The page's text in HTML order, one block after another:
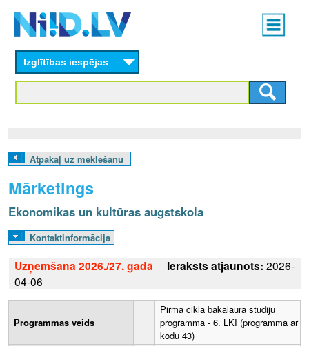
content
Main
menu
L
V
Izglītības iespējas
Atpakaļ uz meklēšanu
Mārketings
Ekonomikas un kultūras augstskola
Kontaktinformācija
Uzņemšana 2026./27. gadā Ieraksts atjaunots: 2026-
04-06
Programmas veids
Pirmā cikla bakalaura studiju
programma - 6. LKI (programma ar
kodu 43)